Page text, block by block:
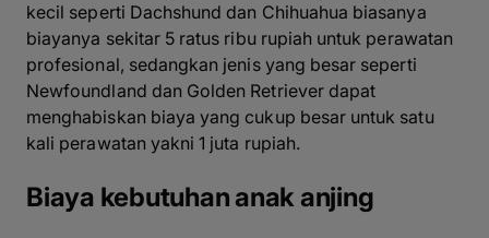
kecil seperti Dachshund dan Chihuahua biasanya
biayanya sekitar 5 ratus ribu rupiah untuk perawatan
profesional, sedangkan jenis yang besar seperti
Newfoundland dan Golden Retriever dapat
menghabiskan biaya yang cukup besar untuk satu
kali perawatan yakni 1 juta rupiah.
Biaya kebutuhan anak anjing